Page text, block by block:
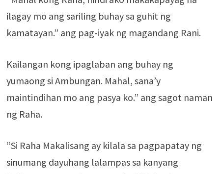
ilagay mo ang sariling buhay sa guhit ng
kamatayan.” ang pag-iyak ng magandang Rani.
Kailangan kong ipaglaban ang buhay ng
yumaong si Ambungan. Mahal, sana’y
maintindihan mo ang pasya ko.” ang sagot naman
ng Raha.
“Si Raha Makalisang ay kilala sa pagpapatay ng
sinumang dayuhang lalampas sa kanyang